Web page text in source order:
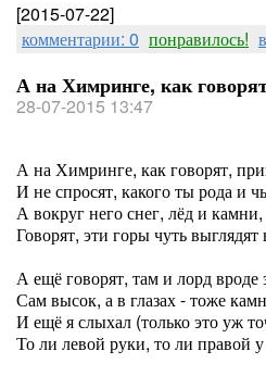
[2015-07-22]
комментарии: 0 понравилось!
А на Химринге, как
28-07-2015 13:47
А на Химринге, как говорят,
И не спросят, какого ты рода и
А вокруг него снег, лёд и
Говорят, эти горы чуть выглядят
А ещё говорят, там и лорд вроде
Сам высок, а в глазах - тоже
И ещё я слыхал (только это уж
То ли левой руки, то ли правой